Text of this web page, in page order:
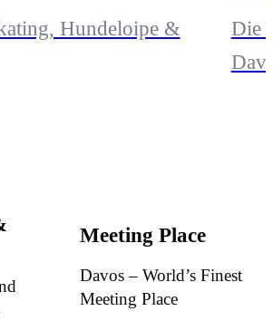
Hundeloipe &
Die
Meeting Place
Davos – World’s Finest
Meeting Place